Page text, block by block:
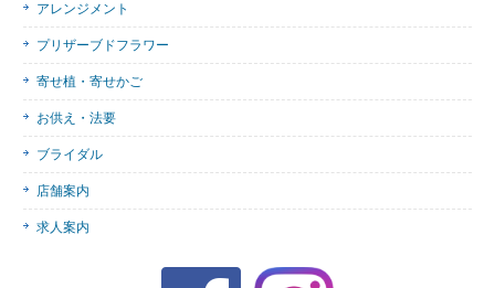
アレンジメント
プリザーブドフラワー
寄せ植・寄せかご
お供え・法要
ブライダル
店舗案内
求人案内